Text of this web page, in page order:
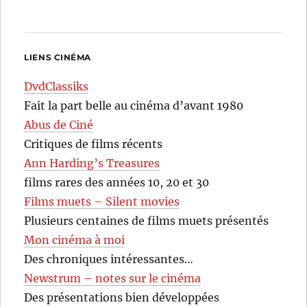
LIENS CINÉMA
DvdClassiks
Fait la part belle au cinéma d’avant 1980
Abus de Ciné
Critiques de films récents
Ann Harding’s Treasures
films rares des années 10, 20 et 30
Films muets – Silent movies
Plusieurs centaines de films muets présentés
Mon cinéma à moi
Des chroniques intéressantes…
Newstrum – notes sur le cinéma
Des présentations bien développées